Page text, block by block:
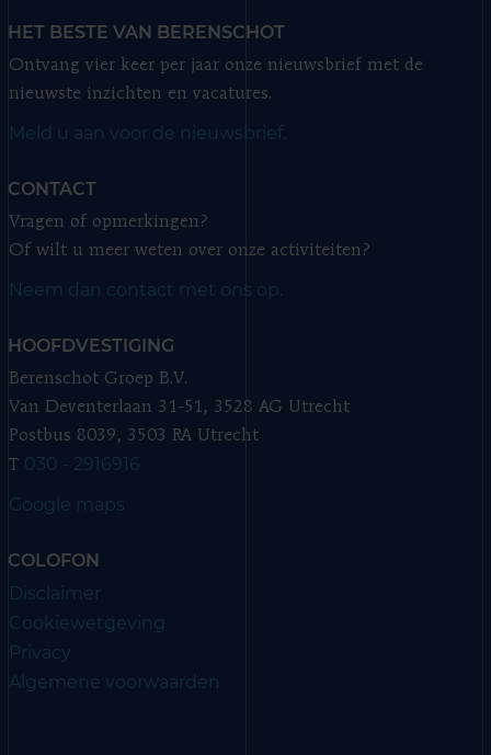
HET BESTE VAN BERENSCHOT
Ontvang vier keer per jaar onze nieuwsbrief met de
nieuwste inzichten en vacatures.
Meld u aan voor de nieuwsbrief.
CONTACT
Vragen of opmerkingen?
Of wilt u meer weten over onze activiteiten?
Neem dan contact met ons op.
HOOFDVESTIGING
Berenschot Groep B.V.
Van Deventerlaan 31-51, 3528 AG Utrecht
Postbus 8039, 3503 RA Utrecht
T 030 - 2916916
Google maps
COLOFON
Disclaimer
Cookiewetgeving
Privacy
Algemene voorwaarden